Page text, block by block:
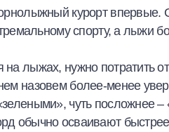
курорт
спорту, а лыжи
лыжах, нужно потратить
назовем более-менее
чуть посложнее
обычно осваивают